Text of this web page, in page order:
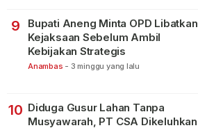
9
Bupati Aneng Minta OPD Libatkan
Kejaksaan Sebelum Ambil
Kebijakan Strategis
Anambas - 3 minggu yang lalu
10 Diduga Gusur Lahan Tanpa
Musyawarah, PT CSA Dikeluhkan